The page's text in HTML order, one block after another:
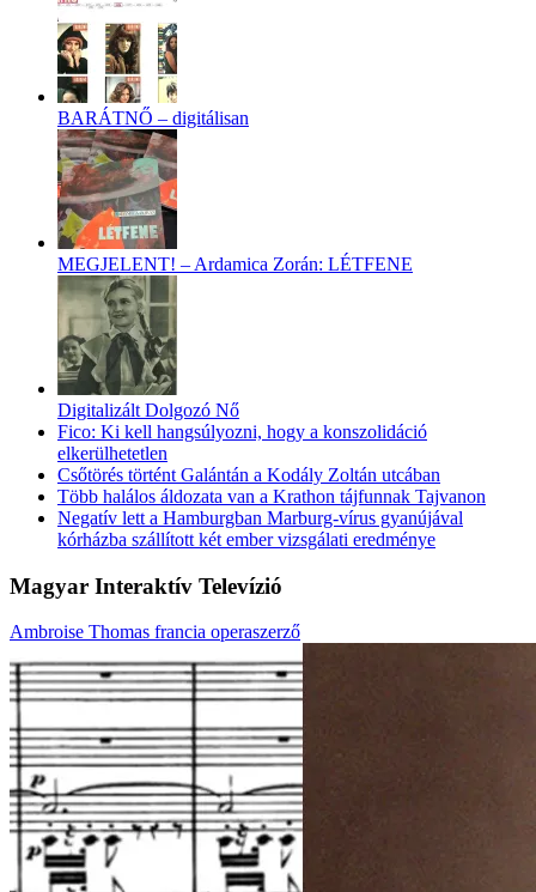
BARÁTNŐ – digitálisan
MEGJELENT! – Ardamica Zorán: LÉTFENE
Digitalizált Dolgozó Nő
Fico: Ki kell hangsúlyozni, hogy a konszolidáció
elkerülhetetlen
Csőtörés történt Galántán a Kodály Zoltán utcában
Több halálos áldozata van a Krathon tájfunnak Tajvanon
Negatív lett a Hamburgban Marburg-vírus gyanújával
kórházba szállított két ember vizsgálati eredménye
Magyar Interaktív Televízió
Ambroise Thomas francia operaszerző